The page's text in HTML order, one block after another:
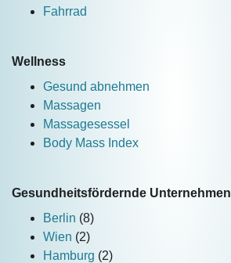
Fahrrad
Wellness
Gesund abnehmen
Massagen
Massagesessel
Body Mass Index
Gesundheitsfördernde Unternehmen
Berlin (8)
Wien (2)
Hamburg (2)